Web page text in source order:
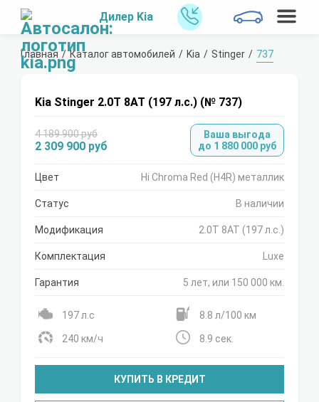
Дилер Kia
Главная Каталог автомобилей Kia Stinger 737
Kia Stinger 2.0Т 8АТ (197 л.с.) (№ 737)
4 189 900 руб
2 309 900 руб
Ваша выгода
до 1 880 000 руб
Цвет Hi Chroma Red (H4R) металлик
Статус В наличии
Модификация 2.0Т 8АТ (197 л.с.)
Комплектация Luxe
Гарантия 5 лет, или 150 000 км.
197 л.с 8.8 л/100 км
240 км/ч 8.9 сек.
КУПИТЬ В КРЕДИТ